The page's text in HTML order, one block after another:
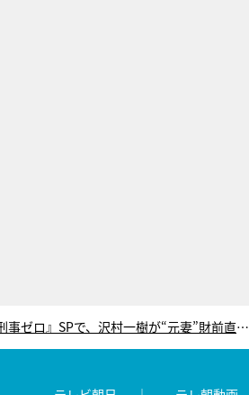
『刑事ゼロ』SPで、沢村一樹が“元妻”財前直見とラブラブシーン披露！プロポーズの言葉は…